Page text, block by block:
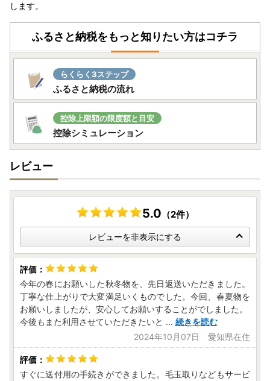
します。
ふるさと納税をもっと知りたい方はコチラ
らくらく3ステップ
ふるさと納税の流れ
控除上限額の限度額と目安
控除シミュレーション
レビュー
5.0 （2件）
レビューを非表示にする
今年の春にお願いした秋冬物を、先日返送いただきました。
丁寧な仕上がりで大変満足いくものでした。今回、春夏物を
お願いしましたが、安心してお願いすることがでしました。
今後もまた利用させていただきたいと ... 続きを読む
2024年10月07日 愛知県在住
すぐに送付用の手続きができました。毛玉取りなどもサービ